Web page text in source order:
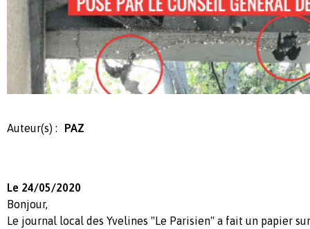
Auteur(s) : PAZ
Le 24/05/2020
Bonjour,
Le journal local des Yvelines "Le Parisien" a fait un papier